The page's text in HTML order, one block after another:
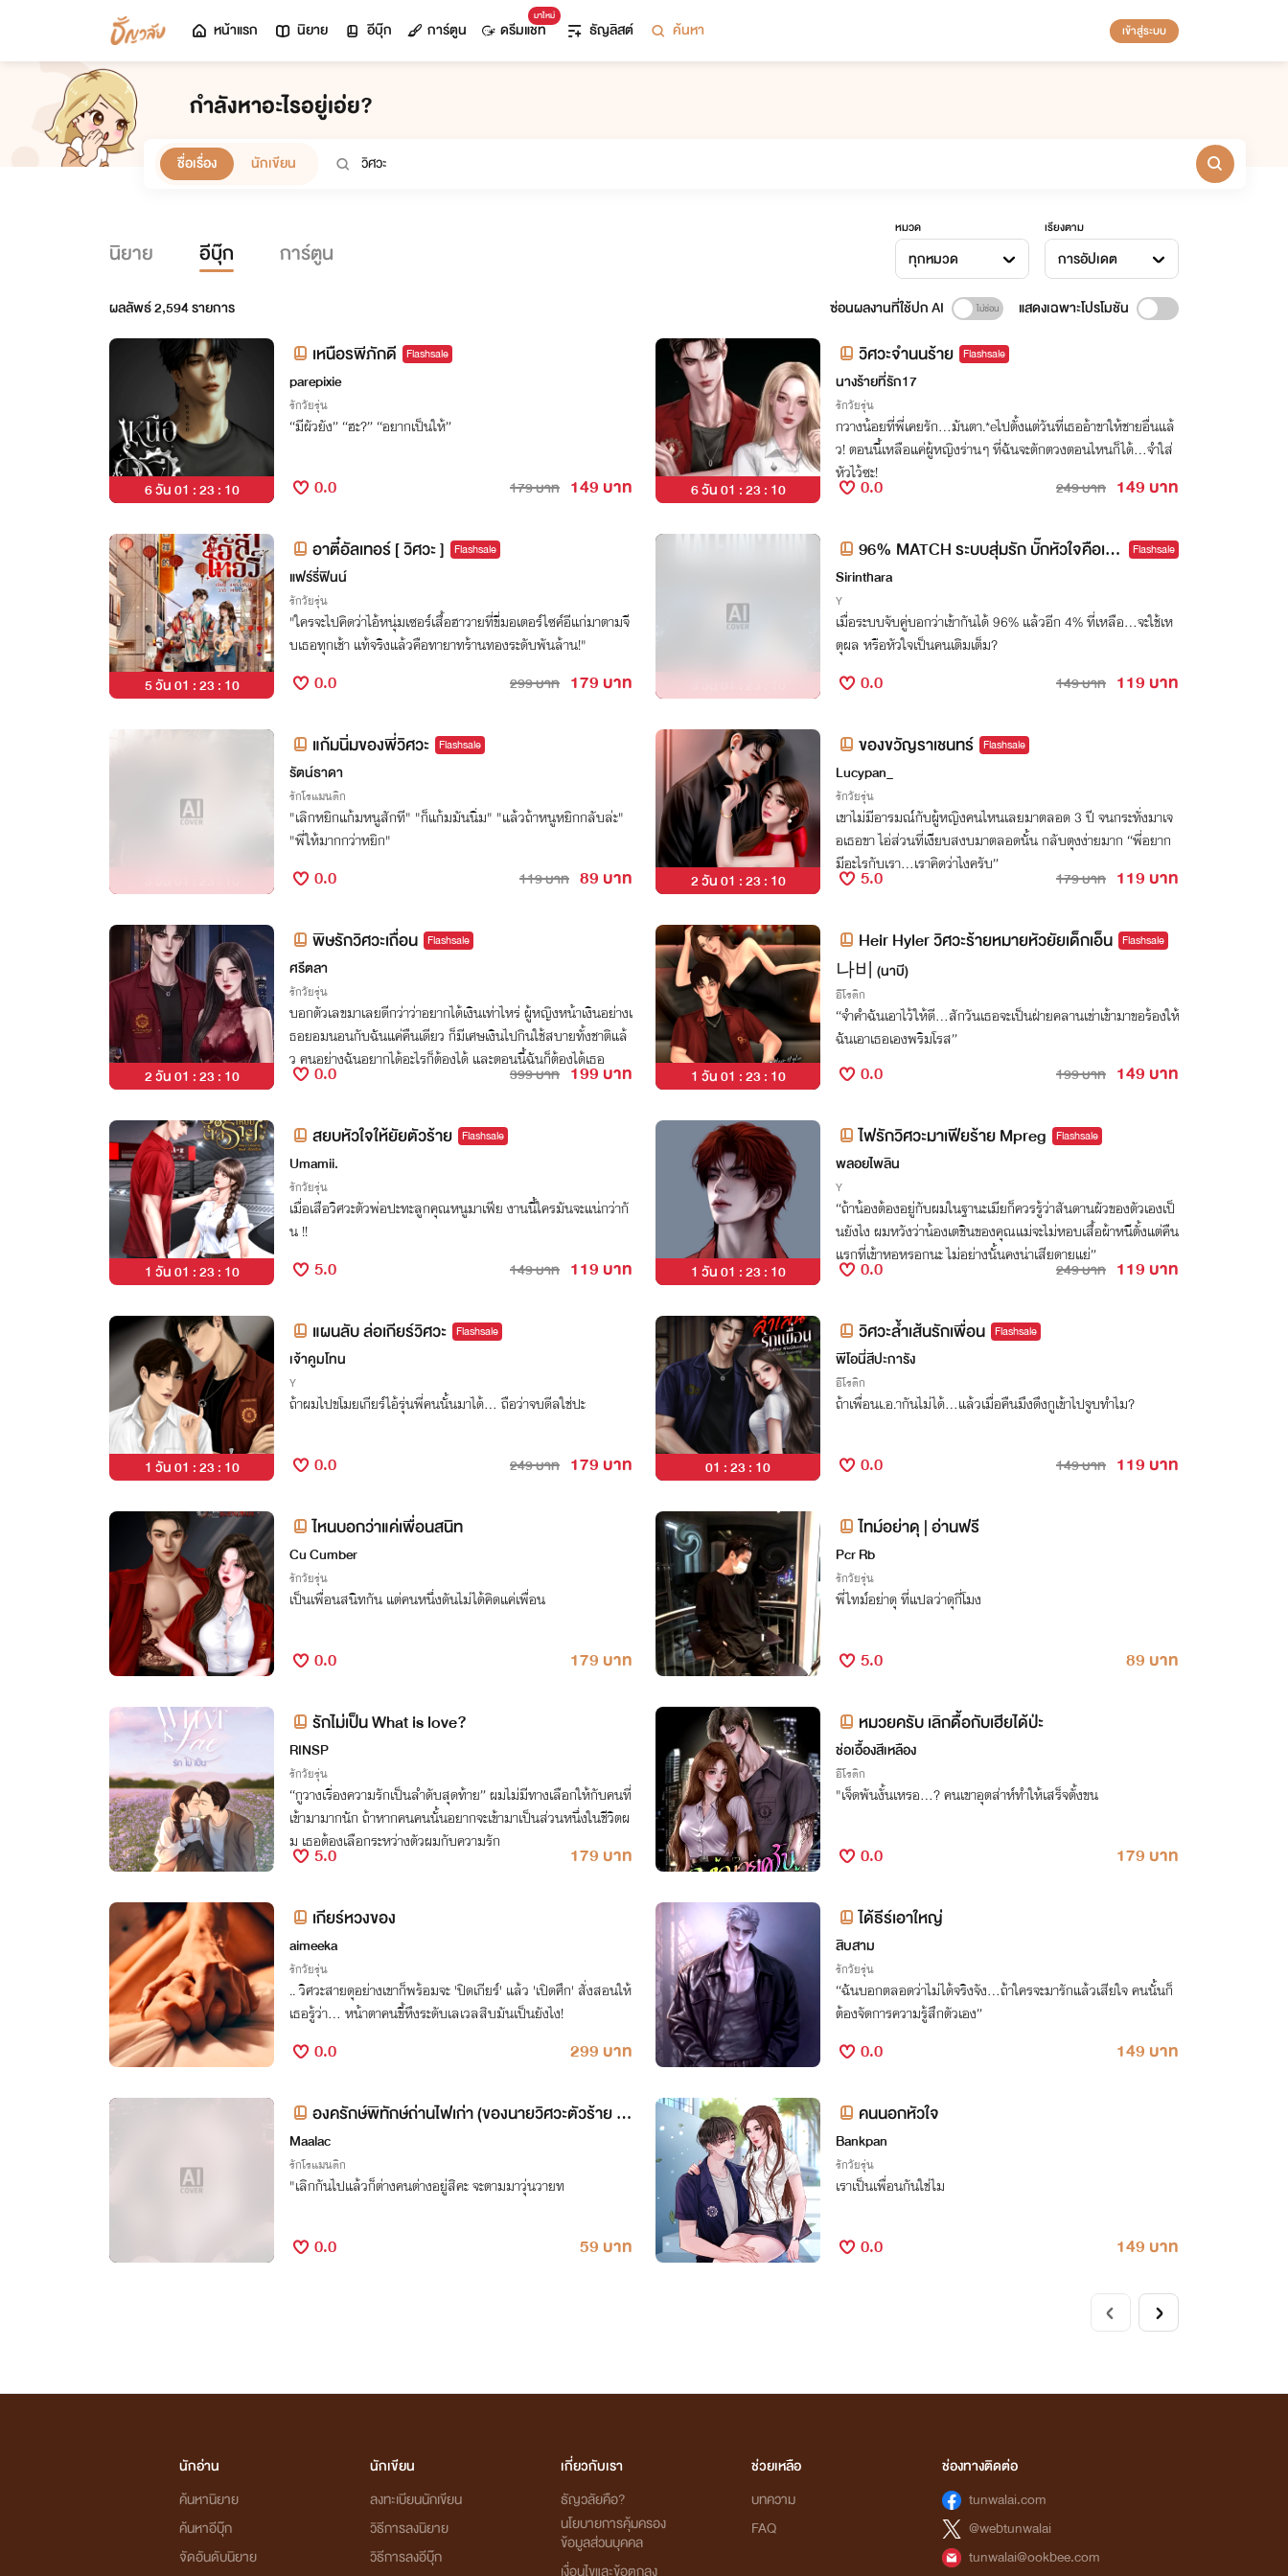
หน้าแรก นิยาย อีบุ๊ก การ์ตูน
มาใหม่
ดรีมแชท ธัญลิสต์ ค้นหา เข้าสู่ระบบ
กำลังหาอะไรอยู่เอ่ย?
ชื่อเรื่อง นักเขียน
นิยาย อีบุ๊ก การ์ตูน
หมวด
ทุกหมวด
เรียงตาม
การอัปเดต
ผลลัพธ์2,594รายการ ซ่อนผลงานที่ใช้ปก AI แสดงเฉพาะโปรโมชัน
6 วัน 01 : 23 : 09
เหนือรพีภักดี Flashsale
parepixie
รักวัยรุ่น
“มีผัวยัง” “ฮะ?” “อยากเป็นให้”
0.0 179 บาท 149 บาท 6 วัน 01 : 23 : 09
วิศวะจำนนร้าย Flashsale
นางร้ายที่รัก17
รักวัยรุ่น
กวางน้อยที่พี่เคยรัก...มันตา.*eไปตั้งแต่วันที่เธออ้าขาให้ชายอื่นแล้
ว! ตอนนี้เหลือแค่ผู้หญิงร่านๆ ที่ฉันจะตักตวงตอนไหนก็ได้...จำใส่
หัวไว้ซะ!
0.0 249 บาท 149 บาท
5 วัน 01 : 23 : 09
อาตี๋อัลเทอร์ [ วิศวะ ] Flashsale
แฟร์รี่ฟินน์
รักวัยรุ่น
"ใครจะไปคิดว่าไอ้หนุ่มเซอร์เสื้อฮาวายที่ขี่มอเตอร์ไซค์อีแก่มาตามจี
บเธอทุกเช้า แท้จริงแล้วคือทายาทร้านทองระดับพันล้าน!"
0.0 299 บาท 179 บาท
96% MATCH ระบบสุ่มรัก บั๊กหัวใจคือเธ
อ
Flashsale
Sirinthara
Y
เมื่อระบบจับคู่บอกว่าเข้ากันได้ 96% แล้วอีก 4% ที่เหลือ…จะใช้เห
ตุผล หรือหัวใจเป็นคนเติมเต็ม?
0.0 149 บาท 119 บาท
แก้มนิ่มของพี่วิศวะ Flashsale
รัตน์ธาดา
รักโรแมนติก
"เลิกหยิกแก้มหนูสักที" "ก็แก้มมันนิ่ม" "แล้วถ้าหนูหยิกกลับล่ะ"
"พี่ให้มากกว่าหยิก"
0.0 119 บาท 89 บาท 2 วัน 01 : 23 : 09
ของขวัญราเชนทร์ Flashsale
Lucypan_
รักวัยรุ่น
เขาไม่มีอารมณ์กับผู้หญิงคนไหนเลยมาตลอด 3 ปี จนกระทั่งมาเจ
อเธอขา ไอ่ส่วนที่เงียบสงบมาตลอดนั้น กลับตุงง่ายมาก “พี่อยาก
มีอะไรกับเรา…เราคิดว่าไงครับ”
5.0 179 บาท 119 บาท
2 วัน 01 : 23 : 09
พิษรักวิศวะเถื่อน Flashsale
ศรีตลา
รักวัยรุ่น
บอกตัวเลขมาเลยดีกว่าว่าอยากได้เงินเท่าไหร่ ผู้หญิงหน้าเงินอย่างเ
ธอยอมนอนกับฉันแค่คืนเดียว ก็มีเศษเงินไปกินใช้สบายทั้งชาติแล้
ว คนอย่างฉันอยากได้อะไรก็ต้องได้ และตอนนี้ฉันก็ต้องได้เธอ
0.0 399 บาท 199 บาท 1 วัน 01 : 23 : 09
Heir Hyler วิศวะร้ายหมายหัวยัยเด็กเอ็น Flashsale
나비 (นาบี)
อีโรติก
“จำคำฉันเอาไว้ให้ดี...สักวันเธอจะเป็นฝ่ายคลานเข่าเข้ามาขอร้องให้
ฉันเอาเธอเองพริมโรส”
0.0 199 บาท 149 บาท
1 วัน 01 : 23 : 09
สยบหัวใจให้ยัยตัวร้าย Flashsale
Umamii.
รักวัยรุ่น
เมื่อเสือวิศวะตัวพ่อปะทะลูกคุณหนูมาเฟีย งานนี้ใครมันจะแน่กว่ากั
น !!
5.0 149 บาท 119 บาท 1 วัน 01 : 23 : 09
ไฟรักวิศวะมาเฟียร้าย Mpreg Flashsale
พลอยไพลิน
Y
“ถ้าน้องต้องอยู่กับผมในฐานะเมียก็ควรรู้ว่าสันดานผัวของตัวเองเป็
นยังไง ผมหวังว่าน้องเตชินของคุณแม่จะไม่หอบเสื้อผ้าหนีตั้งแต่คืน
แรกที่เข้าหอหรอกนะ ไม่อย่างนั้นคงน่าเสียดายแย่”
0.0 249 บาท 119 บาท
1 วัน 01 : 23 : 09
แผนลับ ล่อเกียร์วิศวะ Flashsale
เจ้าคูมโทน
Y
ถ้าผมไปขโมยเกียร์ไอ้รุ่นพี่คนนั้นมาได้... ถือว่าจบดีลใช่ปะ
0.0 249 บาท 179 บาท 01 : 23 : 09
วิศวะล้ำเส้นรักเพื่อน Flashsale
พีโอนี่สีปะการัง
อีโรติก
ถ้าเพื่อนเ.อ.ากันไม่ได้…แล้วเมื่อคืนมึงดึงกูเข้าไปจูบทำไม?
0.0 149 บาท 119 บาท
ไหนบอกว่าแค่เพื่อนสนิท
Cu Cumber
รักวัยรุ่น
เป็นเพื่อนสนิทกัน แต่คนหนึ่งดันไม่ได้คิดแค่เพื่อน
0.0 179 บาท
ไทม์อย่าดุ | อ่านฟรี
Pcr Rb
รักวัยรุ่น
พี่ไทม์อย่าดุ ที่แปลว่าดุกี่โมง
5.0 89 บาท
รักไม่เป็น What is love?
RINSP
รักวัยรุ่น
“กูวางเรื่องความรักเป็นลำดับสุดท้าย” ผมไม่มีทางเลือกให้กับคนที่
เข้ามามากนัก ถ้าหากคนคนนั้นอยากจะเข้ามาเป็นส่วนหนึ่งในชีวิตผ
ม เธอต้องเลือกระหว่างตัวผมกับความรัก
5.0 179 บาท
หมวยครับ เลิกดื้อกับเฮียได้ป่ะ
ช่อเอื้องสีเหลือง
อีโรติก
"เจ็ดพันงั้นเหรอ...? คนเขาอุตส่าห์ทำให้เสร็จตั้งขน
0.0 179 บาท
เกียร์หวงของ
aimeeka
รักวัยรุ่น
.. วิศวะสายดุอย่างเขาก็พร้อมจะ 'ปิดเกียร์' แล้ว 'เปิดศึก' สั่งสอนให้
เธอรู้ว่า... หน้าตาคนขี้หึงระดับเลเวลสิบมันเป็นยังไง!
0.0 299 บาท
ได้ธีร์เอาใหญ่
สิบสาม
รักวัยรุ่น
“ฉันบอกตลอดว่าไม่ได้จริงจัง…ถ้าใครจะมารักแล้วเสียใจ คนนั้นก็
ต้องจัดการความรู้สึกตัวเอง”
0.0 149 บาท
องครักษ์พิทักษ์ถ่านไฟเก่า (ของนายวิศวะตัวร้าย กั
บย
Maalac
รักโรแมนติก
"เลิกกันไปแล้วก็ต่างคนต่างอยู่สิคะ จะตามมาวุ่นวายท
0.0 59 บาท
คนนอกหัวใจ
Bankpan
รักวัยรุ่น
เราเป็นเพื่อนกันใช่ไม
0.0 149 บาท
นักอ่าน
ค้นหานิยาย
ค้นหาอีบุ๊ก
จัดอันดับนิยาย
นักเขียน
ลงทะเบียนนักเขียน
วิธีการลงนิยาย
วิธีการลงอีบุ๊ก
เกี่ยวกับเรา
ธัญวลัยคือ?
นโยบายการคุ้มครอง
ข้อมูลส่วนบุคคล
ช่วยเหลือ
บทความ
FAQ
ช่องทางติดต่อ
tunwalai.com
@webtunwalai
tunwalai@ookbee.com